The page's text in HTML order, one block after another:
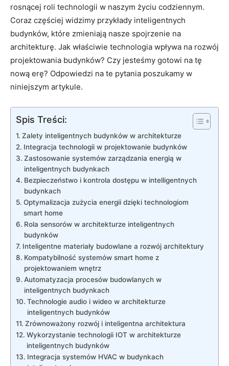
rosnącej roli technologii w naszym życiu⁤ codziennym.
Coraz ⁣częściej widzimy⁤ przykłady inteligentnych
budynków,⁣ które ​zmieniają nasze spojrzenie ‌na
architekturę. Jak właściwie ⁣technologia wpływa na rozwój
projektowania budynków? Czy jesteśmy gotowi na tę
nową⁤ erę? ⁣Odpowiedzi ‌na te pytania​ poszukamy w
niniejszym artykule.
Spis Treści:
Zalety inteligentnych budynków w architekturze
Integracja technologii w projektowanie ⁣budynków
Zastosowanie systemów ​zarządzania energią w
inteligentnych budynkach
Bezpieczeństwo ⁢i kontrola⁤ dostępu​ w intelligentnych
budynkach
Optymalizacja zużycia ​energii dzięki technologiom
smart home
Rola sensorów w⁢ architekturze inteligentnych
budynków
Inteligentne materiały⁤ budowlane a rozwój architektury
Kompatybilność‌ systemów smart home z​
projektowaniem ⁢wnętrz
Automatyzacja ⁣procesów budowlanych w
⁣inteligentnych budynkach
Technologie‌ audio i‍ wideo w architekturze
inteligentnych budynków
Zrównoważony rozwój⁢ i⁣ inteligentna architektura
Wykorzystanie technologii IOT w ​architekturze
inteligentnych⁢ budynków
Integracja ⁣systemów HVAC w budynkach